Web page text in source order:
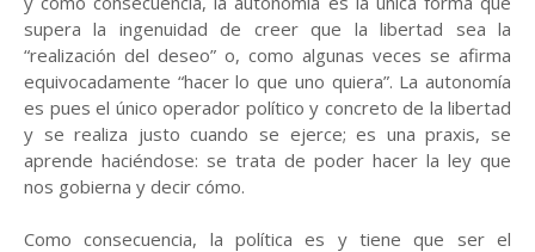
supera la ingenuidad de creer que la libertad sea la
“realización del deseo” o, como algunas veces se afirma
equivocadamente “hacer lo que uno quiera”. La autonomía
es pues el único operador político y concreto de la libertad
y se realiza justo cuando se ejerce; es una praxis, se
aprende haciéndose: se trata de poder hacer la ley que
nos gobierna y decir cómo.
Como consecuencia, la política es y tiene que ser el